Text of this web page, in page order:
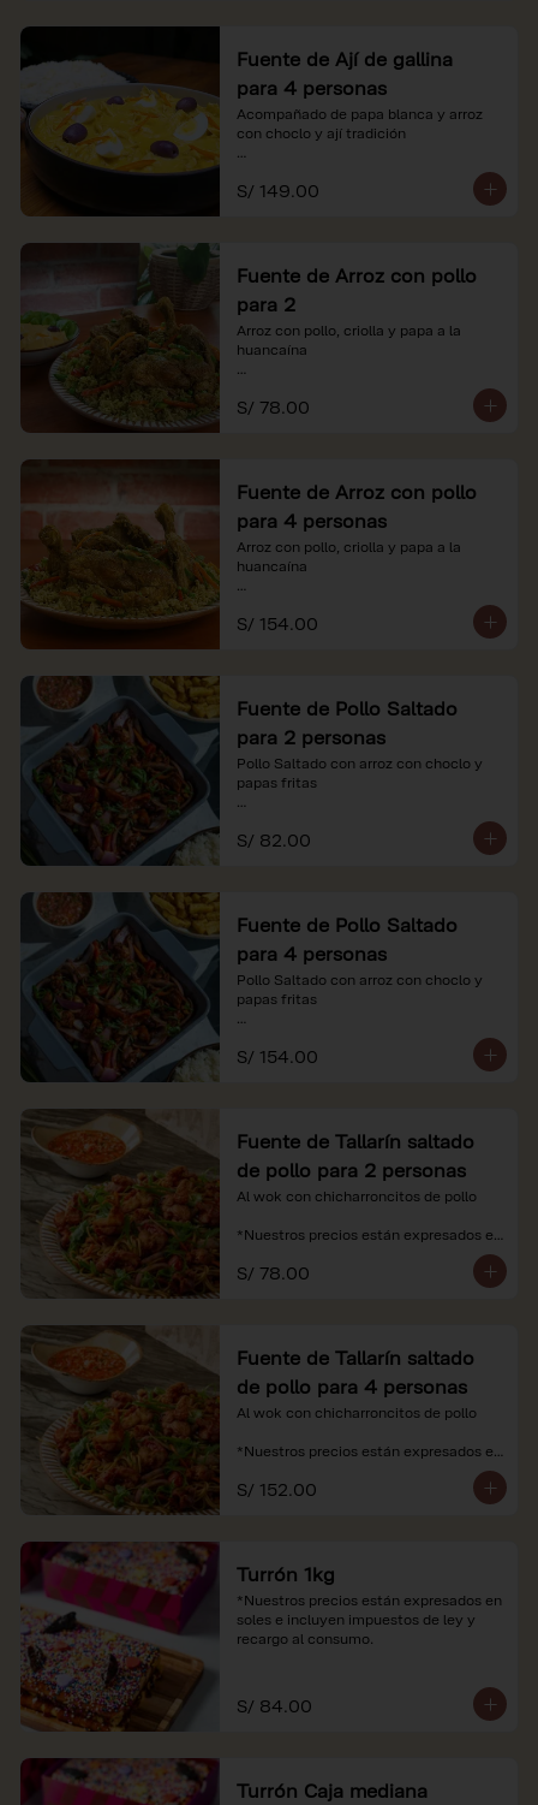
Fuente de Ají de gallina
para 4 personas
Acompañado de papa blanca y arroz
con choclo y ají tradición
*Nuestros precios están expresados en
soles e incluyen impuestos de ley y
S/ 149.00
Fuente de Arroz con pollo
para 2
Arroz con pollo, criolla y papa a la
huancaína
*Nuestros precios están expresados en
soles e incluyen impuestos de ley y
S/ 78.00
Fuente de Arroz con pollo
para 4 personas
Arroz con pollo, criolla y papa a la
huancaína
*Nuestros precios están expresados en
soles e incluyen impuestos de ley y
S/ 154.00
Fuente de Pollo Saltado
para 2 personas
Pollo Saltado con arroz con choclo y
papas fritas
*Nuestros precios están expresados en
soles e incluyen impuestos de ley y
S/ 82.00
Fuente de Pollo Saltado
para 4 personas
Pollo Saltado con arroz con choclo y
papas fritas
*Nuestros precios están expresados en
soles e incluyen impuestos de ley y
S/ 154.00
Fuente de Tallarín saltado
de pollo para 2 personas
Al wok con chicharroncitos de pollo
*Nuestros precios están expresados en
recargo al consumo.
S/ 78.00
Fuente de Tallarín saltado
de pollo para 4 personas
Al wok con chicharroncitos de pollo
*Nuestros precios están expresados en
recargo al consumo.
S/ 152.00
Turrón 1kg
*Nuestros precios están expresados en
soles e incluyen impuestos de ley y
recargo al consumo.
S/ 84.00
Turrón Caja mediana